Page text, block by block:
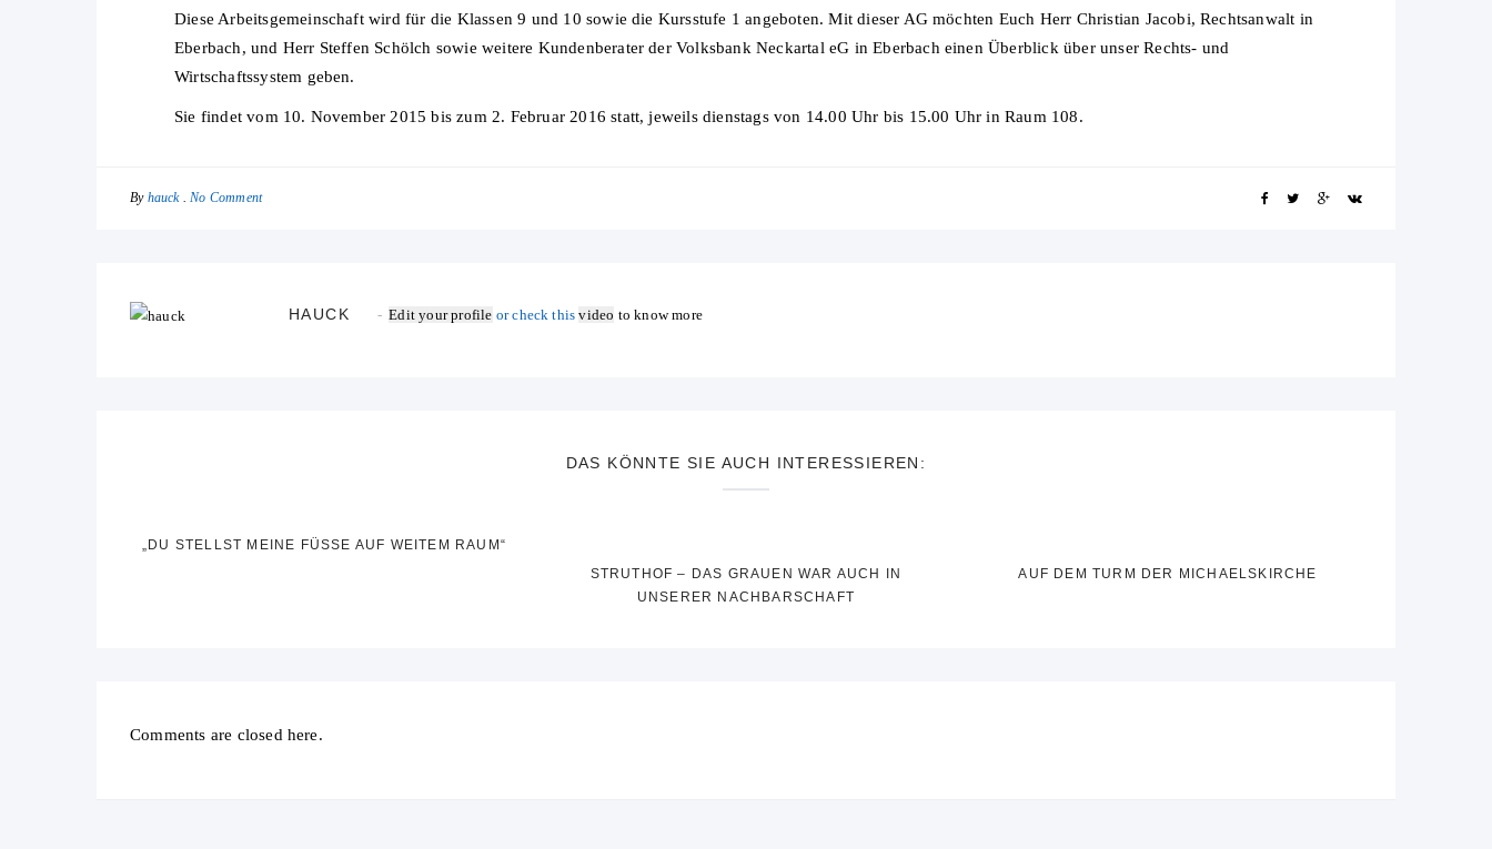
Diese Arbeitsgemeinschaft wird für die Klassen 9 und 10 sowie die Kursstufe 1 angeboten. Mit dieser AG möchten Euch Herr Christian Jacobi, Rechtsanwalt in
Eberbach, und Herr Steffen Schölch sowie weitere Kundenberater der Volksbank Neckartal eG in Eberbach einen Überblick über unser Rechts- und
Wirtschaftssystem geben.
Sie findet vom 10. November 2015 bis zum 2. Februar 2016 statt, jeweils dienstags von 14.00 Uhr bis 15.00 Uhr in Raum 108.
By hauck No Comment
HAUCK Edit your profile or check thisvideo to know more
DAS KÖNNTE SIE AUCH INTERESSIEREN:
„DU STELLST MEINE FÜSSE AUF WEITEM RAUM“
STRUTHOF – DAS GRAUEN WAR AUCH IN
UNSERER NACHBARSCHAFT
AUF DEM TURM DER MICHAELSKIRCHE
Comments are closed here.